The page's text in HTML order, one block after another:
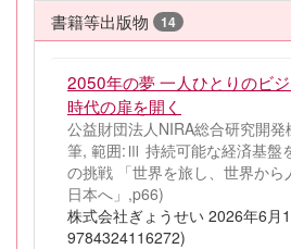
書籍等出版物 14
2050年の夢 一人ひとりのビ
時代の扉を開く
公益財団法人NIRA総合研究開
筆, 範囲:Ⅲ 持続可能な経済基盤
の挑戦 「世界を旅し、世界から
日本へ」,p66)
株式会社ぎょうせい 2026年6月
9784324116272)